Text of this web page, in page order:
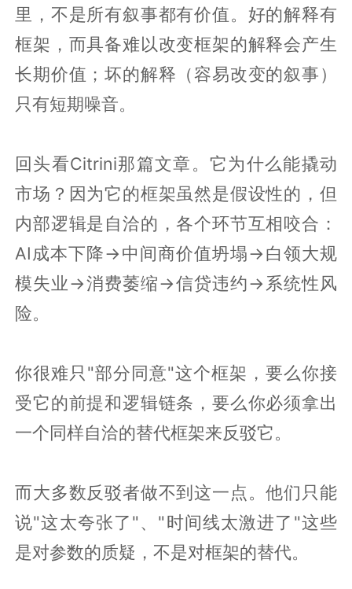
里，不是所有叙事都有价值。好的解释有
框架，而具备难以改变框架的解释会产生
长期价值；坏的解释（容易改变的叙事）
只有短期噪音。
回头看Citrini那篇文章。它为什么能撬动
市场？因为它的框架虽然是假设性的，但
内部逻辑是自洽的，各个环节互相咬合：
AI成本下降→中间商价值坍塌→白领大规
模失业→消费萎缩→信贷违约→系统性风
险。
你很难只"部分同意"这个框架，要么你接
受它的前提和逻辑链条，要么你必须拿出
一个同样自洽的替代框架来反驳它。
而大多数反驳者做不到这一点。他们只能
说"这太夸张了"、"时间线太激进了"这些
是对参数的质疑，不是对框架的替代。